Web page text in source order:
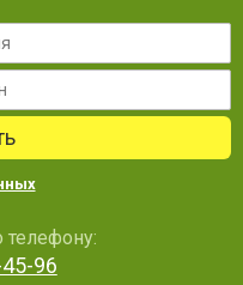
телефону:
96